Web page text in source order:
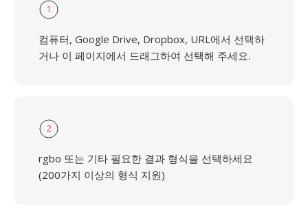
1
컴퓨터, Google Drive, Dropbox, URL에서 선택하
거나 이 페이지에서 드래그하여 선택해 주세요.
2
rgbo 또는 기타 필요한 결과 형식을 선택하세요
(200가지 이상의 형식 지원)